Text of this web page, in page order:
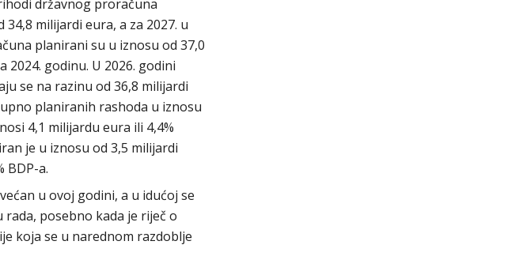
državnog proračuna
milijardi eura, a za 2027. u
planirani su u iznosu od 37,0
2024. godinu. U 2026. godini
se na razinu od 36,8 milijardi
planiranih rashoda u iznosu
4,1 milijardu eura ili 4,4%
je u iznosu od 3,5 milijardi
BDP-a.
u ovoj godini, a u idućoj se
posebno kada je riječ o
koja se u narednom razdoblje